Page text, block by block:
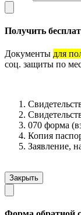
Получить
Документы для
соц. защиты по
070 форма
Копия
Заявление,
Закрыть